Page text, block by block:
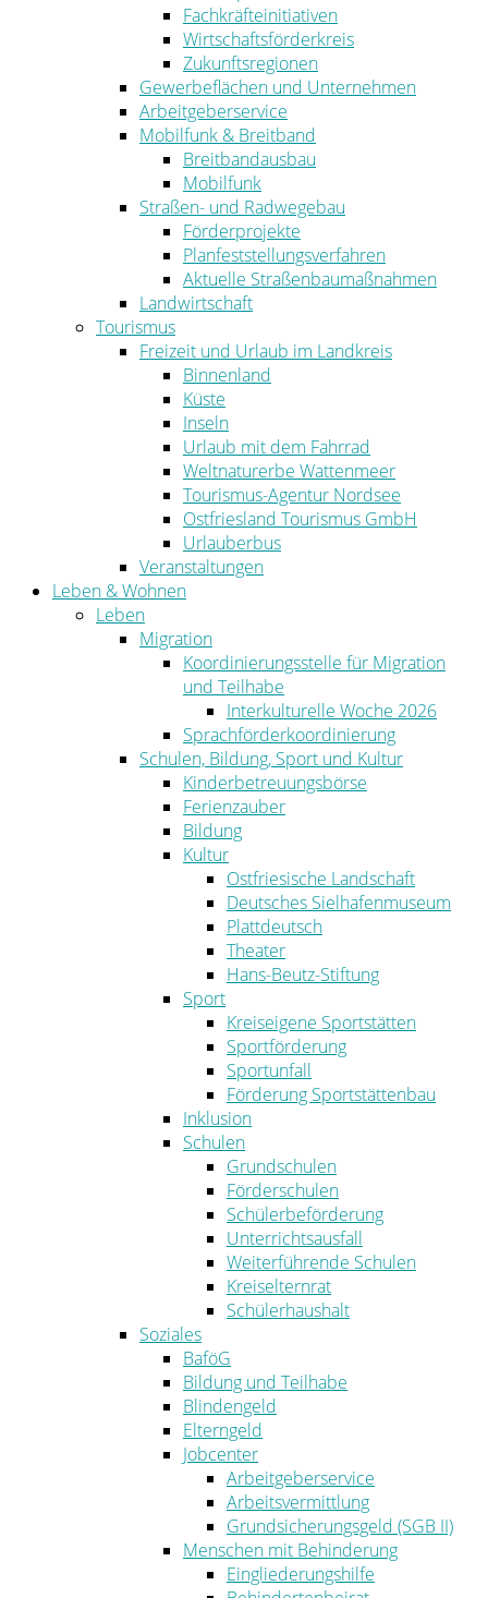
Fachkräfteinitiativen
Wirtschaftsförderkreis
Zukunftsregionen
Gewerbeflächen und Unternehmen
Arbeitgeberservice
Mobilfunk & Breitband
Breitbandausbau
Mobilfunk
Straßen- und Radwegebau
Förderprojekte
Planfeststellungsverfahren
Aktuelle Straßenbaumaßnahmen
Landwirtschaft
Tourismus
Freizeit und Urlaub im Landkreis
Binnenland
Küste
Inseln
Urlaub mit dem Fahrrad
Weltnaturerbe Wattenmeer
Tourismus-Agentur Nordsee
Ostfriesland Tourismus GmbH
Urlauberbus
Veranstaltungen
Leben & Wohnen
Leben
Migration
Koordinierungsstelle für Migration
und Teilhabe
Interkulturelle Woche 2026
Sprachförderkoordinierung
Schulen, Bildung, Sport und Kultur
Kinderbetreuungsbörse
Ferienzauber
Bildung
Kultur
Ostfriesische Landschaft
Deutsches Sielhafenmuseum
Plattdeutsch
Theater
Hans-Beutz-Stiftung
Sport
Kreiseigene Sportstätten
Sportförderung
Sportunfall
Förderung Sportstättenbau
Inklusion
Schulen
Grundschulen
Förderschulen
Schülerbeförderung
Unterrichtsausfall
Weiterführende Schulen
Kreiselternrat
Schülerhaushalt
Soziales
BaföG
Bildung und Teilhabe
Blindengeld
Elterngeld
Jobcenter
Arbeitgeberservice
Arbeitsvermittlung
Grundsicherungsgeld (SGB II)
Menschen mit Behinderung
Eingliederungshilfe